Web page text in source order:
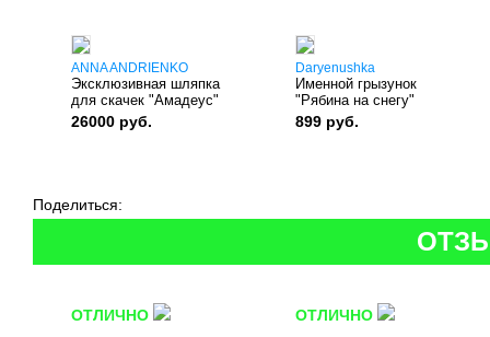
ANNA ANDRIENKO
Эксклюзивная шляпка
для скачек "Амадеус"
26000 руб.
Daryenushka
Именной грызунок
"Рябина на снегу"
899 руб.
Поделиться:
ОТЛИЧНО ОТЛИЧНО